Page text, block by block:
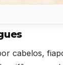
cabelos,